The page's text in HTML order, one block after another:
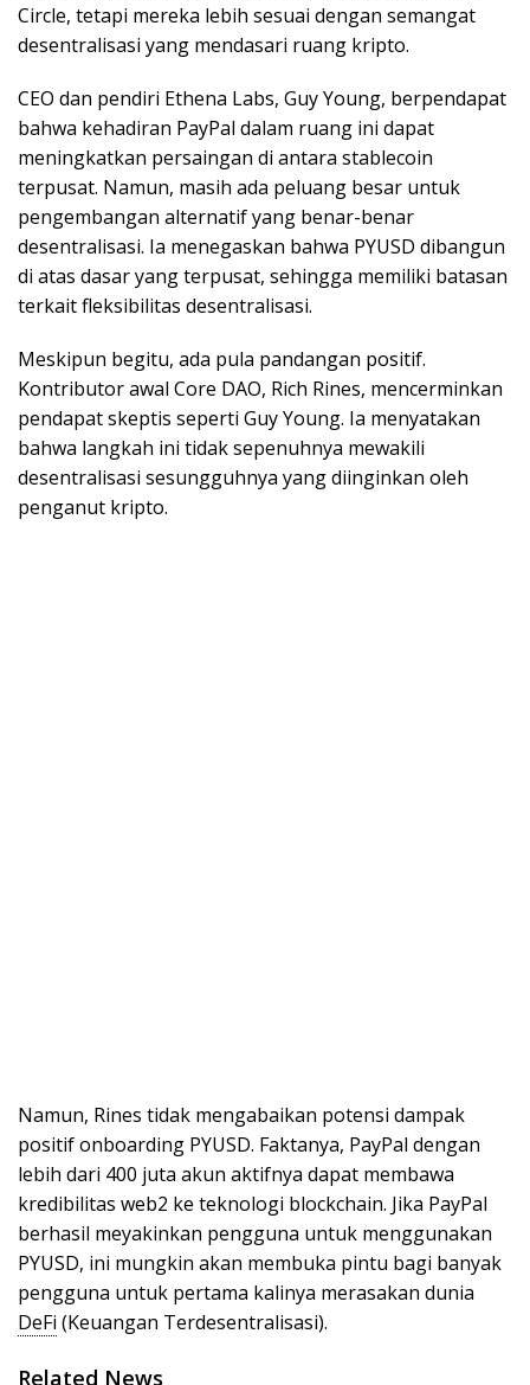
Circle, tetapi mereka lebih sesuai dengan semangat
desentralisasi yang mendasari ruang kripto.
CEO dan pendiri Ethena Labs, Guy Young, berpendapat
bahwa kehadiran PayPal dalam ruang ini dapat
meningkatkan persaingan di antara stablecoin
terpusat. Namun, masih ada peluang besar untuk
pengembangan alternatif yang benar-benar
desentralisasi. Ia menegaskan bahwa PYUSD dibangun
di atas dasar yang terpusat, sehingga memiliki batasan
terkait fleksibilitas desentralisasi.
Meskipun begitu, ada pula pandangan positif.
Kontributor awal Core DAO, Rich Rines, mencerminkan
pendapat skeptis seperti Guy Young. Ia menyatakan
bahwa langkah ini tidak sepenuhnya mewakili
desentralisasi sesungguhnya yang diinginkan oleh
penganut kripto.
Namun, Rines tidak mengabaikan potensi dampak
positif onboarding PYUSD. Faktanya, PayPal dengan
lebih dari 400 juta akun aktifnya dapat membawa
kredibilitas web2 ke teknologi blockchain. Jika PayPal
berhasil meyakinkan pengguna untuk menggunakan
PYUSD, ini mungkin akan membuka pintu bagi banyak
pengguna untuk pertama kalinya merasakan dunia
DeFi (Keuangan Terdesentralisasi).
Related News